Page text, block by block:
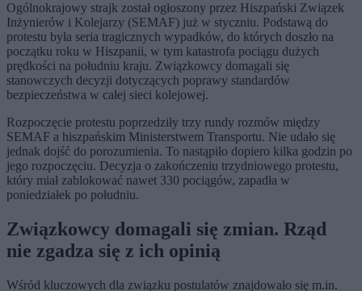
Ogólnokrajowy strajk został ogłoszony przez Hiszpański Związek
Inżynierów i Kolejarzy (SEMAF) już w styczniu. Podstawą do
protestu była seria tragicznych wypadków, do których doszło na
początku roku w Hiszpanii, w tym katastrofa pociągu dużych
prędkości na południu kraju. Związkowcy domagali się
stanowczych decyzji dotyczących poprawy standardów
bezpieczeństwa w całej sieci kolejowej.
Rozpoczęcie protestu poprzedziły trzy rundy rozmów między
SEMAF a hiszpańskim Ministerstwem Transportu. Nie udało się
jednak dojść do porozumienia. To nastąpiło dopiero kilka godzin po
jego rozpoczęciu. Decyzja o zakończeniu trzydniowego protestu,
który miał zablokować nawet 330 pociągów, zapadła w
poniedziałek po południu.
Związkowcy domagali się zmian. Rząd
nie zgadza się z ich opinią
Wśród kluczowych dla związku postulatów znajdowało się m.in.